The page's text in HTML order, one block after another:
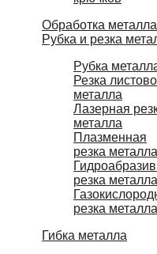
Обработка металла
Рубка и резка
Рубка
Резка
металла
Лазерная
металла
Плазменная
резка металла
резка металла
резка металла
Гибка металла